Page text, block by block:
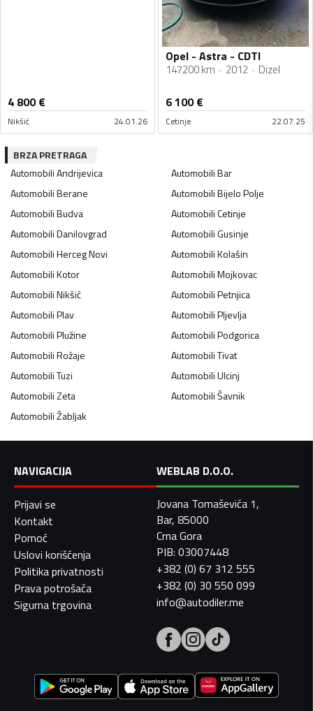
4 800€
Nikšić 24.01.26
Opel - Astra - CDTI
147200 km 2012 Dizel
6 100€
Cetinje 22.07.25
BRZA PRETRAGA
AutomobiliAndrijevica AutomobiliBar
AutomobiliBerane AutomobiliBijelo Polje
AutomobiliBudva AutomobiliCetinje
AutomobiliDanilovgrad AutomobiliGusinje
AutomobiliHerceg Novi AutomobiliKolašin
AutomobiliKotor AutomobiliMojkovac
AutomobiliNikšić AutomobiliPetnjica
AutomobiliPlav AutomobiliPljevlja
AutomobiliPlužine AutomobiliPodgorica
AutomobiliRožaje AutomobiliTivat
AutomobiliTuzi AutomobiliUlcinj
AutomobiliZeta AutomobiliŠavnik
AutomobiliŽabljak
NAVIGACIJA
Prijavi se
Kontakt
Pomoć
Uslovi korišćenja
Politika privatnosti
Prava potrošača
Sigurna trgovina
WEBLAB D.O.O.
Jovana Tomaševića 1,
Bar, 85000
Crna Gora
PIB: 03007448
+382 (0) 67 312 555
+382 (0) 30 550 099
info@autodiler.me